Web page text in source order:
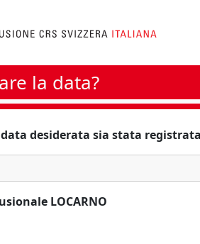
la data?
desiderata sia stata
LOCARNO